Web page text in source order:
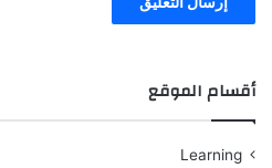
أقسام الموقع
Learning